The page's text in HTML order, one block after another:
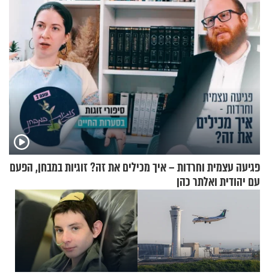
פגיעה עצמית וחרדות – איך מכילים את זה? זוגיות במבחן, הפעם
עם יהודית ואלתר כהן